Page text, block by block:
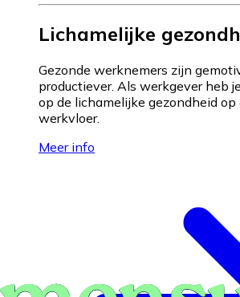
Lichamelijke
Gezonde werknemers zijn
productiever. Als werkgever heb
op de lichamelijke gezondheid op
werkvloer.
Meer info